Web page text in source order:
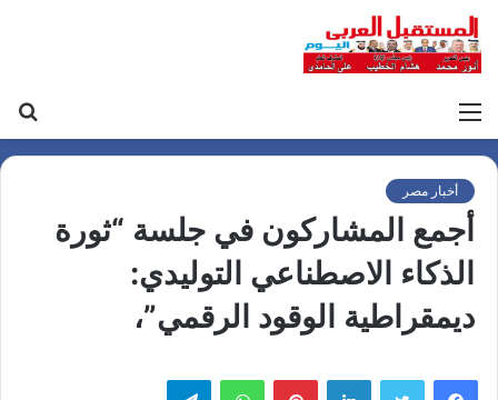
أخبار مصر
أجمع المشاركون في جلسة “ثورة
الذكاء الاصطناعي التوليدي:
ديمقراطية الوقود الرقمي”،
لينكدإن بينتيريست واتساب